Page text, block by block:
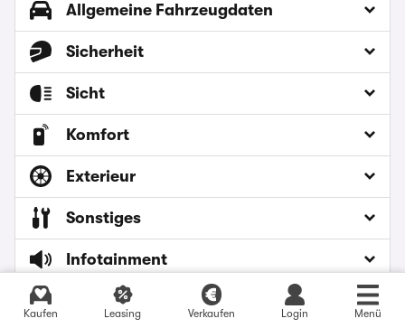
Kaufen Leasing Verkaufen Login Menü
Aktuelle Angebote finden
Allgemeine Fahrzeugdaten
Sicherheit
Sicht
Komfort
Exterieur
Sonstiges
Infotainment
Interieur